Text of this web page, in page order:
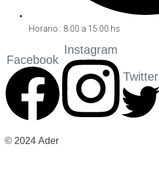
Horario : 8:00 a 15:00 hs
Facebook
Instagram
Twitter
© 2024 Ader